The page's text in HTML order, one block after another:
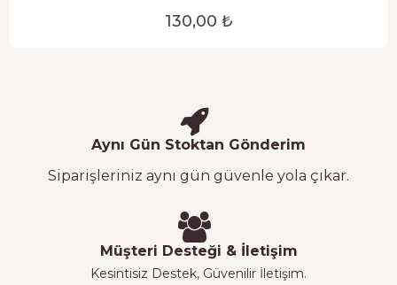
130,00 ₺
Aynı Gün Stoktan Gönderim
Siparişleriniz aynı gün güvenle yola çıkar.
Müşteri Desteği & İletişim
Kesintisiz Destek, Güvenilir İletişim.